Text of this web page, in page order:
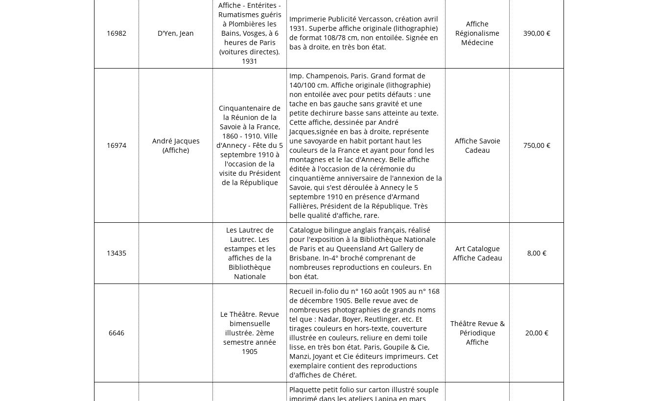
16982 D'Yen, Jean
Affiche - Entérites -
Rumatismes guéris
à Plombières les
Bains, Vosges, à 6
heures de Paris
(voitures directes).
1931
Imprimerie Publicité Vercasson, création avril
1931. Superbe affiche originale (lithographie)
de format 108/78 cm, non entoilée. Signée en
bas à droite, en très bon état.
Affiche
Régionalisme
Médecine
390,00 €
16974
André Jacques
(Affiche)
Cinquantenaire de
la Réunion de la
Savoie à la France,
1860 - 1910. Ville
d'Annecy - Fête du 5
septembre 1910 à
l'occasion de la
visite du Président
de la République
Imp. Champenois, Paris. Grand format de
140/100 cm. Affiche originale (lithographie)
non entoilée avec pour petits défauts : une
tache en bas gauche sans gravité et une
petite dechirure basse sans atteinte au texte.
Cette affiche, dessinée par André
Jacques,signée en bas à droite, représente
une savoyarde en habit portant haut les
couleurs de la France et ayant pour fond les
montagnes et le lac d'Annecy. Belle affiche
éditée à l'occasion de la cérémonie du
cinquantième anniversaire de l'annexion de la
Savoie, qui s'est déroulée à Annecy le 5
septembre 1910 en présence d'Armand
Fallières, Président de la République. Très
belle qualité d'affiche, rare.
Affiche Savoie
Cadeau
750,00 €
13435
Les Lautrec de
Lautrec. Les
estampes et les
affiches de la
Bibliothèque
Nationale
Catalogue bilingue anglais français, réalisé
pour l'exposition à la Bibliothèque Nationale
de Paris et au Queensland Art Gallery de
Brisbane. In-4° broché comprenant de
nombreuses reproductions en couleurs. En
bon état.
Art Catalogue
Affiche Cadeau
8,00 €
6646
Le Théâtre. Revue
bimensuelle
illustrée. 2ème
semestre année
1905
Recueil in-folio du n° 160 août 1905 au n° 168
de décembre 1905. Belle revue avec de
nombreuses photographies de grands noms
tel que : Nadar, Boyer, Reutlinger, etc. Et
tirages couleurs en hors-texte, couverture
illustrée en couleurs, reliure en demi toile
lisse, en très bon état. Paris, Goupile & Cie,
Manzi, Joyant et Cie éditeurs imprimeurs. Cet
exemplaire contient des reproductions
d'affiches de Chéret.
Théâtre Revue &
Périodique
Affiche
20,00 €
Plaquette petit folio sur carton illustré souple
imprimé dans les ateliers Lapina en mars